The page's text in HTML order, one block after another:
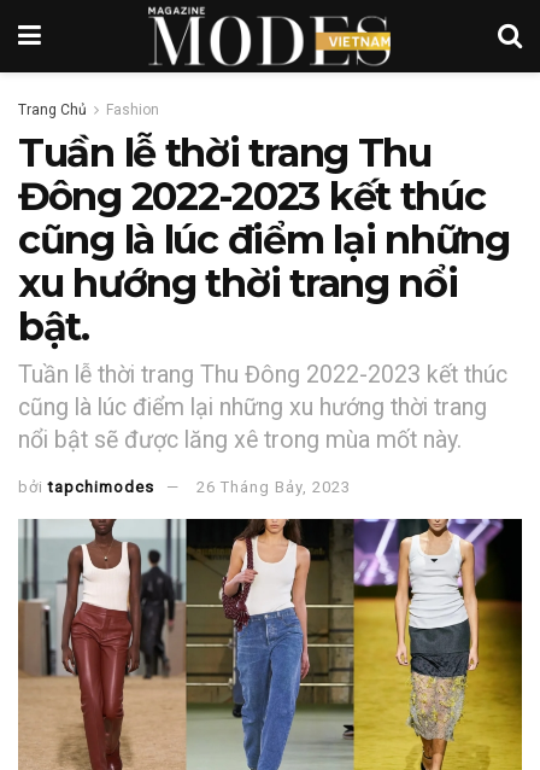
Trang Chủ Fashion
Tuần lễ thời trang Thu
Đông 2022-2023 kết thúc
cũng là lúc điểm lại những
xu hướng thời trang nổi
bật.
Tuần lễ thời trang Thu Đông 2022-2023 kết thúc
cũng là lúc điểm lại những xu hướng thời trang
nổi bật sẽ được lăng xê trong mùa mốt này.
bởi tapchimodes 26 Tháng Bảy, 2023